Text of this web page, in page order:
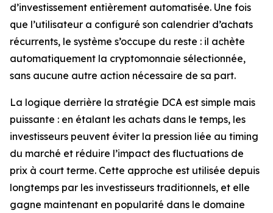
d’investissement entièrement automatisée. Une fois
que l’utilisateur a configuré son calendrier d’achats
récurrents, le système s’occupe du reste : il achète
automatiquement la cryptomonnaie sélectionnée,
sans aucune autre action nécessaire de sa part.
La logique derrière la stratégie DCA est simple mais
puissante : en étalant les achats dans le temps, les
investisseurs peuvent éviter la pression liée au timing
du marché et réduire l’impact des fluctuations de
prix à court terme. Cette approche est utilisée depuis
longtemps par les investisseurs traditionnels, et elle
gagne maintenant en popularité dans le domaine